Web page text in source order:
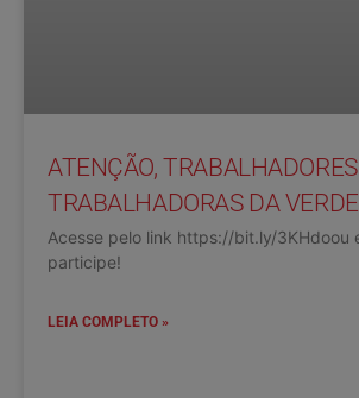
ATENÇÃO,
TRABALHADORAS DA
Acesse pelo link https://bit.ly/3KHdoou
participe!
LEIA COMPLETO »